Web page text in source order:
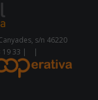
s/n 46220
19 33 |
|